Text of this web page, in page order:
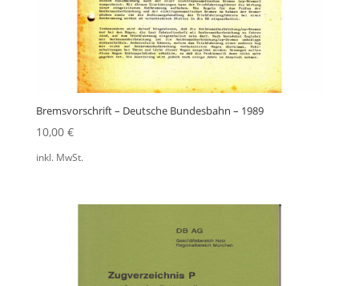
Bremsvorschrift – Deutsche Bundesbahn – 1989
10,00 €
inkl. MwSt.